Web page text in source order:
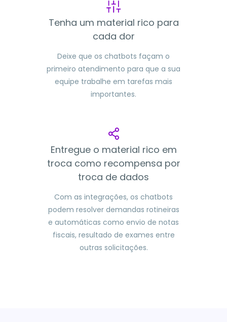
Tenha um material rico para
cada dor
Deixe que os chatbots façam o
primeiro atendimento para que a sua
equipe trabalhe em tarefas mais
importantes.
Entregue o material rico em
troca como recompensa por
troca de dados
Com as integrações, os chatbots
podem resolver demandas rotineiras
e automáticas como envio de notas
fiscais, resultado de exames entre
outras solicitações.